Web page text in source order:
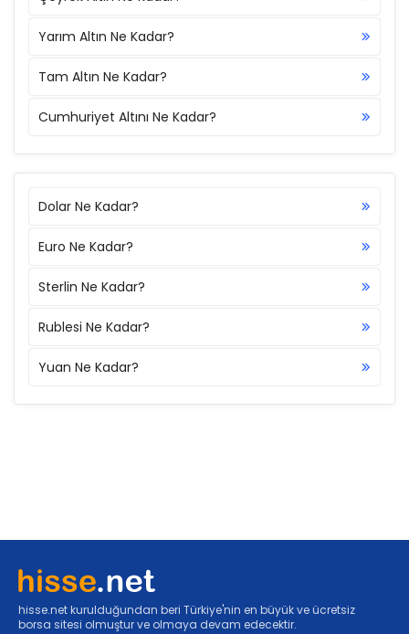
Yarım Altın Ne Kadar?
Tam Altın Ne Kadar?
Cumhuriyet Altını Ne Kadar?
Dolar Ne Kadar?
Euro Ne Kadar?
Sterlin Ne Kadar?
Rublesi Ne Kadar?
Yuan Ne Kadar?
hisse.net kurulduğundan beri Türkiye'nin en büyük ve ücretsiz
borsa sitesi olmuştur ve olmaya devam edecektir.